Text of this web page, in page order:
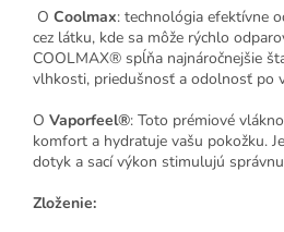
O Coolmax: technológia efektívne
cez látku, kde sa môže rýchlo
COOLMAX® spĺňa najnáročnejšie
vlhkosti, priedušnosť a odolnosť po
O Vaporfeel®: Toto prémiové
komfort a hydratuje vašu pokožku.
dotyk a sací výkon stimulujú
Zloženie: